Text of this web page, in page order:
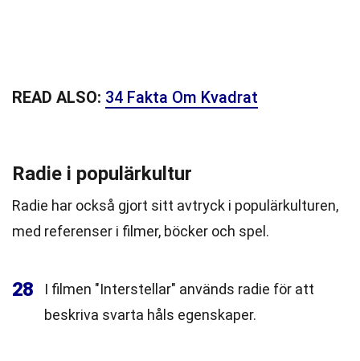
READ ALSO: 34 Fakta Om Kvadrat
Radie i populärkultur
Radie har också gjort sitt avtryck i populärkulturen,
med referenser i filmer, böcker och spel.
28
I filmen "Interstellar" används radie för att
beskriva svarta håls egenskaper.